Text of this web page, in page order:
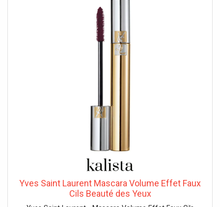
Yves Saint Laurent Mascara Volume Effet Faux
Cils Beauté des Yeux